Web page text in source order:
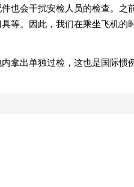
也会干扰安检人员的检查。之
等。因此，我们在乘坐飞机的
拿出单独过检，这也是国际惯